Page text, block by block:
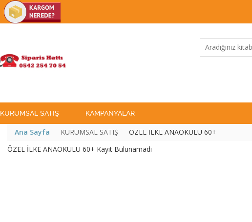
KURUMSAL SATIŞ KAMPANYALAR
Ana Sayfa KURUMSAL SATIŞ
ÖZEL İLKE ANAOKULU 60+
ÖZEL İLKE ANAOKULU 60+ Kayıt Bulunamadı